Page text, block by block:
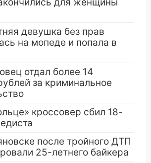
девушка без прав
на мопеде и попала в
отдал более 14
за криминальное
кроссовер сбил 18-
после тройного ДТП
25-летнего байкера